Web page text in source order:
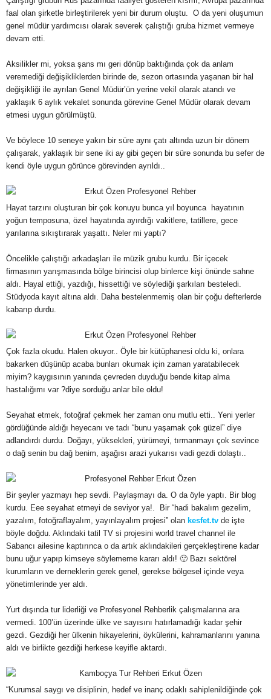
faal olan şirketle birleştirilerek yeni bir durum oluştu. O da yeni oluşumun
genel müdür yardımcısı olarak severek çalıştığı gruba hizmet vermeye
devam etti.
Aksilikler mi, yoksa şans mı geri dönüp baktığında çok da anlam
veremediği değişikliklerden birinde de, sezon ortasında yaşanan bir hal
değişikliği ile ayrılan Genel Müdür’ün yerine vekil olarak atandı ve
yaklaşık 6 aylık vekalet sonunda görevine Genel Müdür olarak devam
etmesi uygun görülmüştü.
Ve böylece 10 seneye yakın bir süre aynı çatı altında uzun bir dönem
çalışarak, yaklaşık bir sene iki ay gibi geçen bir süre sonunda bu sefer de
kendi öyle uygun görünce görevinden ayrıldı..
Hayat tarzını oluşturan bir çok konuyu bunca yıl boyunca hayatının
yoğun temposuna, özel hayatında ayırdığı vakitlere, tatillere, gece
yarılarına sıkıştırarak yaşattı. Neler mi yaptı?
Öncelikle çalıştığı arkadaşları ile müzik grubu kurdu. Bir içecek
firmasının yarışmasında bölge birincisi olup binlerce kişi önünde sahne
aldı. Hayal ettiği, yazdığı, hissettiği ve söylediği şarkıları besteledi.
Stüdyoda kayıt altına aldı. Daha bestelenmemiş olan bir çoğu defterlerde
kabarıp durdu.
Çok fazla okudu. Halen okuyor.. Öyle bir kütüphanesi oldu ki, onlara
bakarken düşünüp acaba bunları okumak için zaman yaratabilecek
miyim? kaygısının yanında çevreden duyduğu bende kitap alma
hastalığımı var ?diye sorduğu anlar bile oldu!
Seyahat etmek, fotoğraf çekmek her zaman onu mutlu etti.. Yeni yerler
gördüğünde aldığı heyecanı ve tadı “bunu yaşamak çok güzel” diye
adlandırdı durdu. Doğayı, yüksekleri, yürümeyi, tırmanmayı çok sevince
o dağ senin bu dağ benim, aşağısı arazi yukarısı vadi gezdi dolaştı..
Bir şeyler yazmayı hep sevdi. Paylaşmayı da. O da öyle yaptı. Bir blog
kurdu. Eee seyahat etmeyi de seviyor ya!. Bir “hadi bakalım gezelim,
yazalım, fotoğraflayalım, yayınlayalım projesi” olan kesfet.tv de işte
böyle doğdu. Aklındaki tatil TV si projesini world travel channel ile
Sabancı ailesine kaptırınca o da artık aklındakileri gerçekleştirene kadar
bunu uğur yapıp kimseye söylememe kararı aldı! 🙂 Bazı sektörel
kurumların ve derneklerin gerek genel, gerekse bölgesel içinde veya
yönetimlerinde yer aldı.
Yurt dışında tur liderliği ve Profesyonel Rehberlik çalışmalarına ara
vermedi. 100’ün üzerinde ülke ve sayısını hatırlamadığı kadar şehir
gezdi. Gezdiği her ülkenin hikayelerini, öykülerini, kahramanlarını yanına
aldı ve birlikte gezdiği herkese keyifle aktardı.
“Kurumsal saygı ve disiplinin, hedef ve inanç odaklı sahiplenildiğinde çok